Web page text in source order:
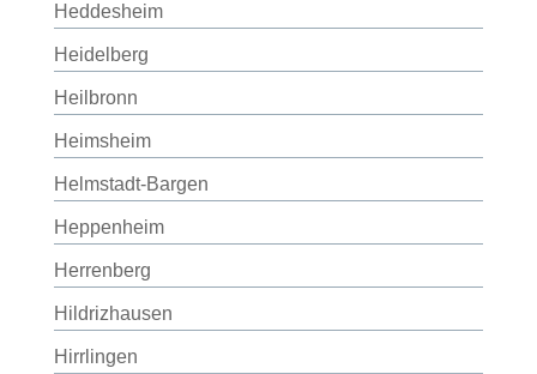
Heddesheim
Heidelberg
Heilbronn
Heimsheim
Helmstadt-Bargen
Heppenheim
Herrenberg
Hildrizhausen
Hirrlingen